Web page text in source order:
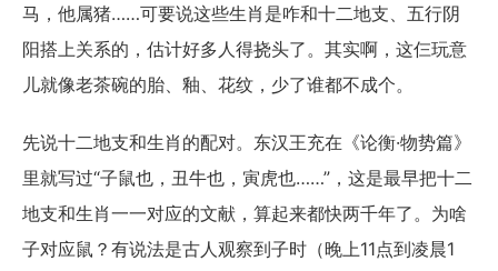
马，他属猪……可要说这些生肖是咋和十二地支、五行阴
阳搭上关系的，估计好多人得挠头了。其实啊，这仨玩意
儿就像老茶碗的胎、釉、花纹，少了谁都不成个。
先说十二地支和生肖的配对。东汉王充在《论衡·物势篇》
里就写过“子鼠也，丑牛也，寅虎也……”，这是最早把十二
地支和生肖一一对应的文献，算起来都快两千年了。为啥
子对应鼠？有说法是古人观察到子时（晚上11点到凌晨1